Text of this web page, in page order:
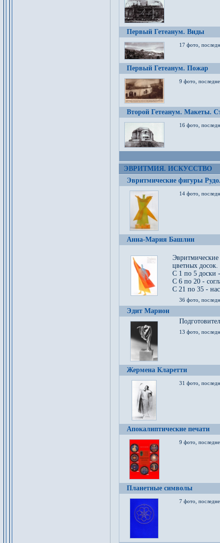
Первый Гетеанум. Виды
17 фото,
Первый Гетеанум. Пожар
9 фото,
Второй Гетеанум. Макеты.
16 фото,
ЭВРИТМИЯ. ИСКУССТВО
Эвритмические фигуры
14 фото,
Анна-Мария Башлин
цветных досок.
С 1 по 5 доски
С 6 по 20 -
С 21 по 35 -
36 фото,
Эдит Марион
13 фото,
Жермена Кларетти
31 фото,
Апокалиптические печати
9 фото,
Планетные символы
7 фото,